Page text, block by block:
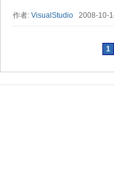
作者: VisualStudio 2008-10-
1